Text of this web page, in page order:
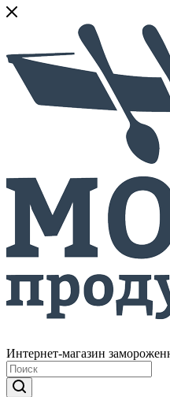
Интернет-магазин